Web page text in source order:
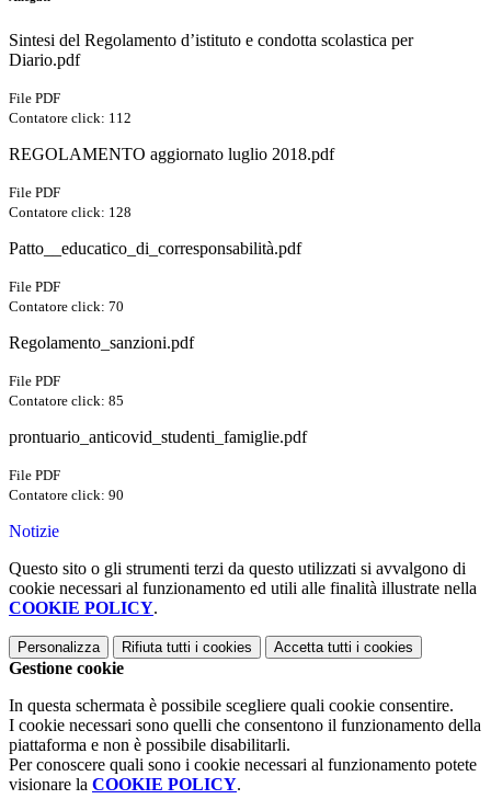
Sintesi del Regolamento d’istituto e condotta scolastica per
Diario.pdf
File PDF
Contatore click: 112
REGOLAMENTO aggiornato luglio 2018.pdf
File PDF
Contatore click: 128
Patto__educatico_di_corresponsabilità.pdf
File PDF
Contatore click: 70
Regolamento_sanzioni.pdf
File PDF
Contatore click: 85
prontuario_anticovid_studenti_famiglie.pdf
File PDF
Contatore click: 90
Notizie
Questo sito o gli strumenti terzi da questo utilizzati si avvalgono di
cookie necessari al funzionamento ed utili alle finalità illustrate nella
COOKIE POLICY.
Personalizza Rifiuta tutti i cookies Accetta tutti i cookies
Gestione cookie
In questa schermata è possibile scegliere quali cookie consentire.
I cookie necessari sono quelli che consentono il funzionamento della
piattaforma e non è possibile disabilitarli.
Per conoscere quali sono i cookie necessari al funzionamento potete
visionare la COOKIE POLICY.